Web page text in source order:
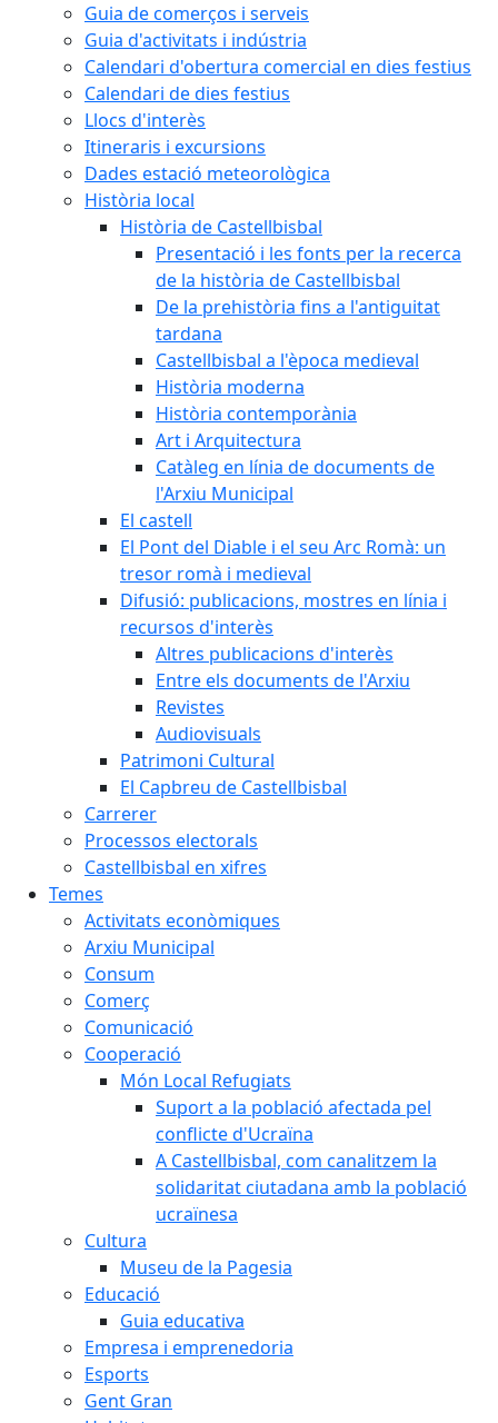
Guia de comerços i serveis
Guia d'activitats i indústria
Calendari d'obertura comercial en dies festius
Calendari de dies festius
Llocs d'interès
Itineraris i excursions
Dades estació meteorològica
Història local
Història de Castellbisbal
Presentació i les fonts per la recerca
de la història de Castellbisbal
De la prehistòria fins a l'antiguitat
tardana
Castellbisbal a l'època medieval
Història moderna
Història contemporània
Art i Arquitectura
Catàleg en línia de documents de
l'Arxiu Municipal
El castell
El Pont del Diable i el seu Arc Romà: un
tresor romà i medieval
Difusió: publicacions, mostres en línia i
recursos d'interès
Altres publicacions d'interès
Entre els documents de l'Arxiu
Revistes
Audiovisuals
Patrimoni Cultural
El Capbreu de Castellbisbal
Carrerer
Processos electorals
Castellbisbal en xifres
Temes
Activitats econòmiques
Arxiu Municipal
Consum
Comerç
Comunicació
Cooperació
Món Local Refugiats
Suport a la població afectada pel
conflicte d'Ucraïna
A Castellbisbal, com canalitzem la
solidaritat ciutadana amb la població
ucraïnesa
Cultura
Museu de la Pagesia
Educació
Guia educativa
Empresa i emprenedoria
Esports
Gent Gran